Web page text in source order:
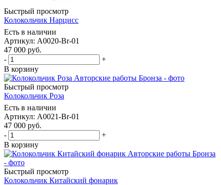
Быстрый просмотр
Колокольчик Нарцисс
Есть в наличии
Артикул: A0020-Br-01
47 000 руб.
-
+
В корзину
Быстрый просмотр
Колокольчик Роза
Есть в наличии
Артикул: A0021-Br-01
47 000 руб.
-
+
В корзину
Быстрый просмотр
Колокольчик Китайский фонарик